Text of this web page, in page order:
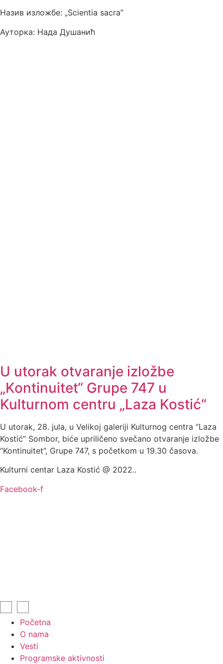
Назив изложбе: „Scientia sacra”
Ауторка: Нада Душанић
U utorak otvaranje izložbe
„Kontinuitet“ Grupe 747 u
Kulturnom centru „Laza Kostić“
U utorak, 28. jula, u Velikoj galeriji Kulturnog centra “Laza
Kostić” Sombor, biće upriličeno svečano otvaranje izložbe
“Kontinuitet”, Grupe 747, s početkom u 19.30 časova.
Kulturni centar Laza Kostić @ 2022..
Facebook-f
Početna
O nama
Vesti
Programske aktivnosti